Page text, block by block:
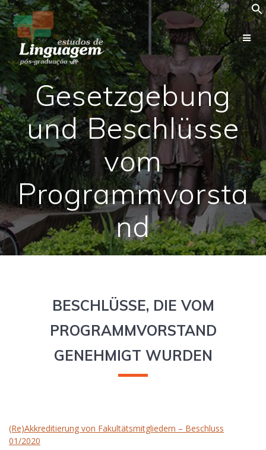
Skip
content
Gesetzgebung
und Beschlüsse
vom
Programmvorsta
nd
BESCHLÜSSE, DIE VOM
PROGRAMMVORSTAND
GENEHMIGT WURDEN
(Re)Akkreditierung von Fakultätsmitgliedern – Beschluss
01/2020